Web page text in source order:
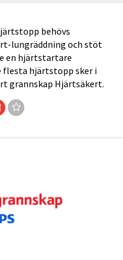
behövs
lungräddning och stöt
en hjärtstartare
flesta hjärtstopp sker i
grannskap Hjärtsäkert.